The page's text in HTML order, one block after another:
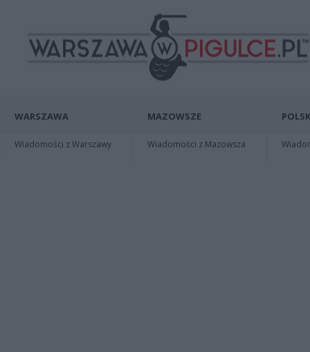
WARSZAWA
Wiadomości z Warszawy
MAZOWSZE
Wiadomości z Mazowsza